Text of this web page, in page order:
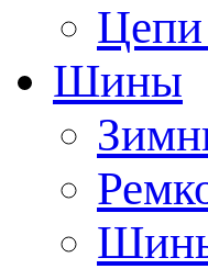
Цепи
Шины